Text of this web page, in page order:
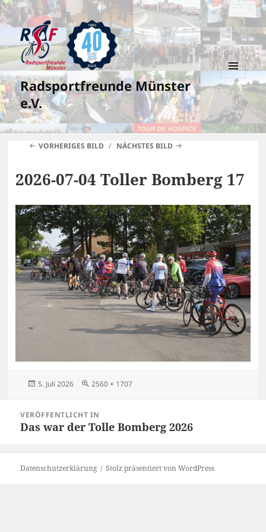
Radsportfreunde Münster
e.V.
MENÜ
UND
WIDGETS
VORHERIGES BILD NÄCHSTES BILD
2026-07-04 Toller Bomberg 17
Veröffentlicht
5. Juli 2026 Originalgröße
2560 × 1707
VERÖFFENTLICHT IN
Das war der Tolle Bomberg 2026
Datenschutzerklärung Stolz präsentiert von WordPress